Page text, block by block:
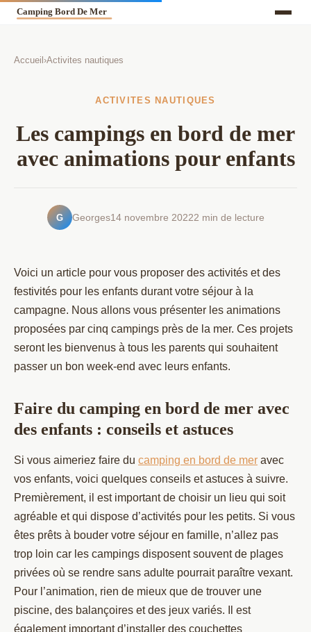
Accueil ›Activites nautiques
ACTIVITES NAUTIQUES
Les campings en bord de mer
avec animations pour enfants
G Georges14 novembre 20222 min de lecture
Voici un article pour vous proposer des activités et des
festivités pour les enfants durant votre séjour à la
campagne. Nous allons vous présenter les animations
proposées par cinq campings près de la mer. Ces projets
seront les bienvenus à tous les parents qui souhaitent
passer un bon week-end avec leurs enfants.
Faire du camping en bord de mer avec
des enfants : conseils et astuces
Si vous aimeriez faire du camping en bord de mer avec
vos enfants, voici quelques conseils et astuces à suivre.
Premièrement, il est important de choisir un lieu qui soit
agréable et qui dispose d’activités pour les petits. Si vous
êtes prêts à bouder votre séjour en famille, n’allez pas
trop loin car les campings disposent souvent de plages
privées où se rendre sans adulte pourrait paraître vexant.
Pour l’animation, rien de mieux que de trouver une
piscine, des balançoires et des jeux variés. Il est
également important d’installer des couchettes